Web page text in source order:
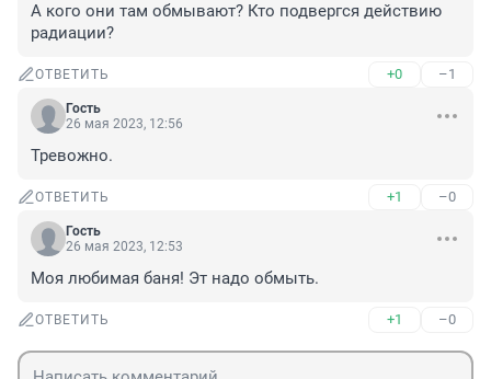
А кого они там обмывают? Кто подвергся действию
радиации?
ОТВЕТИТЬ +0 –1
Гость
26 мая 2023, 12:56
Тревожно.
ОТВЕТИТЬ +1 –0
Гость
26 мая 2023, 12:53
Моя любимая баня! Эт надо обмыть.
ОТВЕТИТЬ +1 –0